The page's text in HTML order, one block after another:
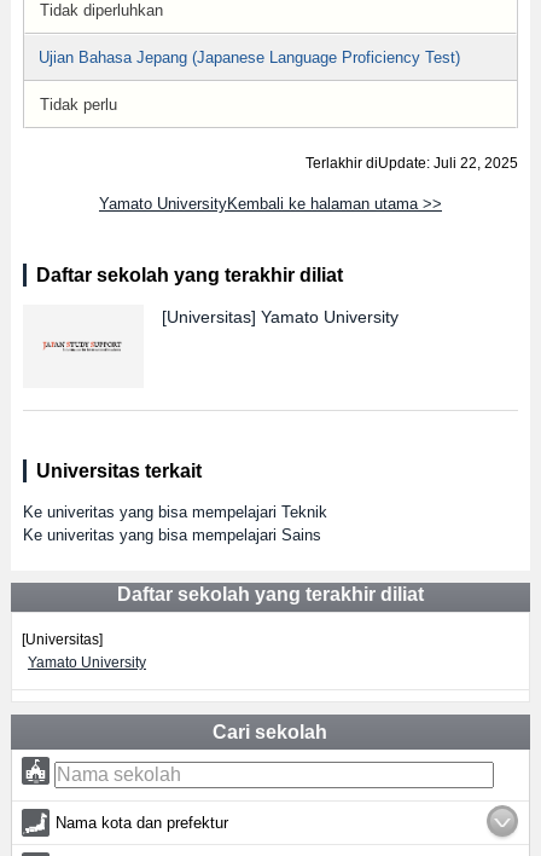
Tidak diperluhkan
Ujian Bahasa Jepang (Japanese Language Proficiency Test)
Tidak perlu
Terlakhir diUpdate: Juli 22, 2025
Yamato UniversityKembali ke halaman utama >>
Daftar sekolah yang terakhir diliat
[Universitas] Yamato University
Universitas terkait
Ke univeritas yang bisa mempelajari Teknik
Ke univeritas yang bisa mempelajari Sains
Daftar sekolah yang terakhir diliat
[Universitas]
Yamato University
Cari sekolah
Nama kota dan prefektur